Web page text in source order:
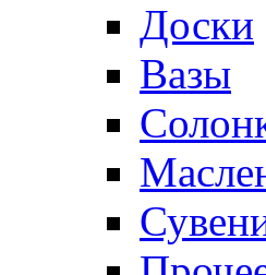
Доски
Вазы